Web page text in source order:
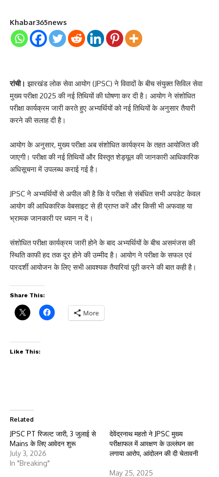
Khabar365news
रांची। झारखंड लोक सेवा आयोग (JPSC) ने विवादों के बीच संयुक्त सिविल सेवा
मुख्य परीक्षा 2025 की नई तिथियों की घोषणा कर दी है। आयोग ने संशोधित
परीक्षा कार्यक्रम जारी करते हुए अभ्यर्थियों को नई तिथियों के अनुसार तैयारी
करने की सलाह दी है।
आयोग के अनुसार, मुख्य परीक्षा अब संशोधित कार्यक्रम के तहत आयोजित की
जाएगी। परीक्षा की नई तिथियों और विस्तृत शेड्यूल की जानकारी आधिकारिक
अधिसूचना में उपलब्ध कराई गई है।
JPSC ने अभ्यर्थियों से अपील की है कि वे परीक्षा से संबंधित सभी अपडेट केवल
आयोग की आधिकारिक वेबसाइट से ही प्राप्त करें और किसी भी अफवाह या
भ्रामक जानकारी पर ध्यान न दें।
संशोधित परीक्षा कार्यक्रम जारी होने के बाद अभ्यर्थियों के बीच असमंजस की
स्थिति काफी हद तक दूर होने की उम्मीद है। आयोग ने परीक्षा के सफल एवं
पारदर्शी आयोजन के लिए सभी आवश्यक तैयारियां पूरी करने की बात कही है।
Share This:
More
Like This:
Related
JPSC PT रिजल्ट जारी, 3 जुलाई से
Mains के लिए आवेदन शुरू
July 3, 2026
In "Breaking"
देवेंद्रनाथ महतो ने JPSC मुख्य
परीक्षाफल में आरक्षण के उल्लंघन का
लगाया आरोप, आंदोलन की दी चेतावनी
May 25, 2025